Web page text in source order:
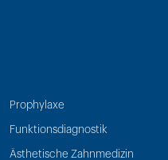
Prophylaxe
Funktionsdiagnostik
Ästhetische Zahnmedizin